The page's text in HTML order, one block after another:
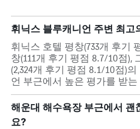
휘닉스 블루캐니언 주변 최고
휘닉스 호텔 평창(733개 후기
창(111개 후기 평점 8.7/10점
(2,324개 후기 평점 8.1/10점)
언 부근에서 높은 평가를 받
해운대 해수욕장 부근에서 괜
요?